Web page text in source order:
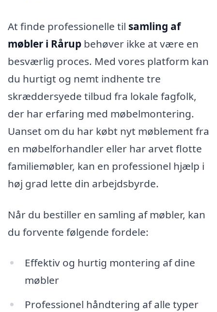
At finde professionelle til samling af
møbler i Rårup behøver ikke at være en
besværlig proces. Med vores platform kan
du hurtigt og nemt indhente tre
skræddersyede tilbud fra lokale fagfolk,
der har erfaring med møbelmontering.
Uanset om du har købt nyt møblement fra
en møbelforhandler eller har arvet flotte
familiemøbler, kan en professionel hjælp i
høj grad lette din arbejdsbyrde.
Når du bestiller en samling af møbler, kan
du forvente følgende fordele:
Effektiv og hurtig montering af dine
møbler
Professionel håndtering af alle typer